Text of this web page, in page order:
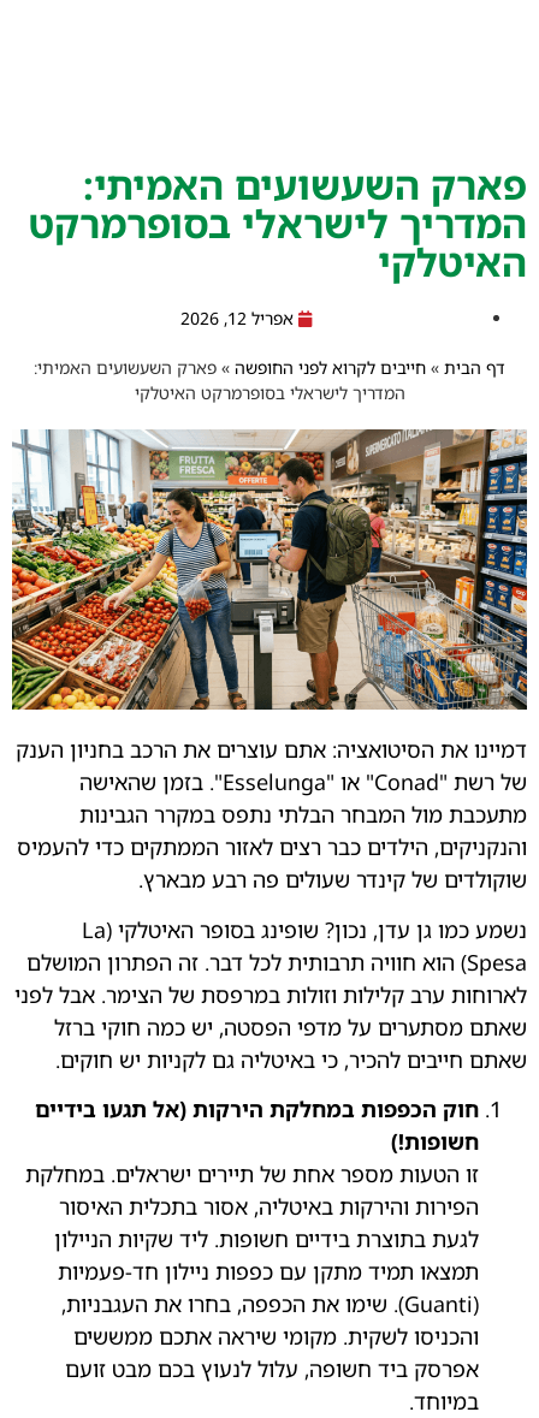
פארק השעשועים האמיתי:
המדריך לישראלי בסופרמרקט
האיטלקי
אפריל 12, 2026
דף הבית » חייבים לקרוא לפני החופשה » פארק השעשועים האמיתי:
המדריך לישראלי בסופרמרקט האיטלקי
דמיינו את הסיטואציה: אתם עוצרים את הרכב בחניון הענק
של רשת "Conad" או "Esselunga". בזמן שהאישה
מתעכבת מול המבחר הבלתי נתפס במקרר הגבינות
והנקניקים, הילדים כבר רצים לאזור הממתקים כדי להעמיס
שוקולדים של קינדר שעולים פה רבע מבארץ.
נשמע כמו גן עדן, נכון? שופינג בסופר האיטלקי (La
Spesa) הוא חוויה תרבותית לכל דבר. זה הפתרון המושלם
לארוחות ערב קלילות וזולות במרפסת של הצימר. אבל לפני
שאתם מסתערים על מדפי הפסטה, יש כמה חוקי ברזל
שאתם חייבים להכיר, כי באיטליה גם לקניות יש חוקים.
חוק הכפפות במחלקת הירקות (אל תגעו בידיים
חשופות!)
זו הטעות מספר אחת של תיירים ישראלים. במחלקת
הפירות והירקות באיטליה, אסור בתכלית האיסור
לגעת בתוצרת בידיים חשופות. ליד שקיות הניילון
תמצאו תמיד מתקן עם כפפות ניילון חד-פעמיות
(Guanti). שימו את הכפפה, בחרו את העגבניות,
והכניסו לשקית. מקומי שיראה אתכם ממששים
אפרסק ביד חשופה, עלול לנעוץ בכם מבט זועם
במיוחד.